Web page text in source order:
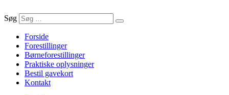
Søg
Forside
Forestillinger
Børneforestillinger
Praktiske oplysninger
Bestil gavekort
Kontakt